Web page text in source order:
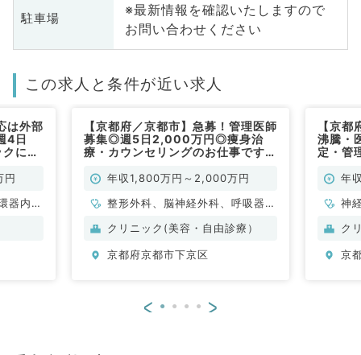
駐車場
※最新情報を確認いたしますので
お問い合わせください
この求人と条件が近い求人
は外部
4日
にて
円
器内
【京都府／京都市】急募！管理医師
募集◎週5日2,000万円◎痩身治
療・カウンセリングのお仕事です
年収1,800万円～2,000万円
整形外科、脳神経外科、呼吸器外
科、心臓血管外科、一般内科、循
科、内分泌・代謝内科、腎臓内
クリニック(美容・自由診療）
京都府京都市下京区
【京
沸騰・
定・管
勤）年
神
ル
脳
ク
京
< >